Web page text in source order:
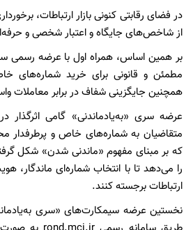
در فضای رقابتی کنونی بازار ارتباطات،
از شاخص‌های جایگاه و اعتبار شخصی و
بر همین اساس، همراه اول با عرضه رسمی
مطمئن و قانونی برای خرید شماره‌های
همچنین جایگزینی شفاف در برابر معاملات
عرضه سری «به‌یاد‌ماندنی» گامی اثرگذار
متقاضیان به شماره‌های خاص و پرطرفدار
که بر مبنای مفهوم «ماندنی شدن» شکل
را می‌دهد تا با انتخاب شماره‌ای ماندگار،
ارتباطات برجسته کنند.